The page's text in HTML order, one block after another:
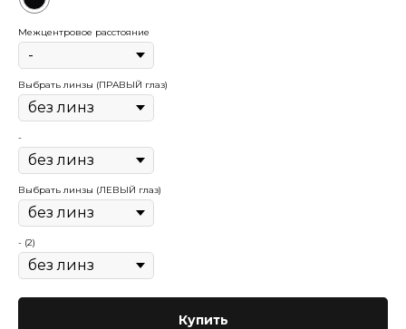
Межцентровое расстояние
Выбрать линзы (ПРАВЫЙ глаз)
-
Выбрать линзы (ЛЕВЫЙ глаз)
- (2)
Купить